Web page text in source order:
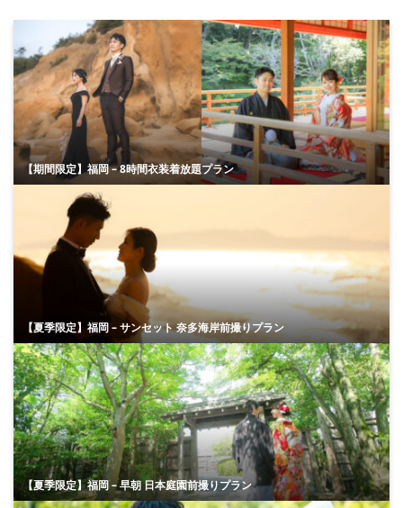
【期間限定】福岡 – 8時間衣装着放題プラン
【夏季限定】福岡 – サンセット 奈多海岸前撮りプラン
【夏季限定】福岡 – 早朝 日本庭園前撮りプラン